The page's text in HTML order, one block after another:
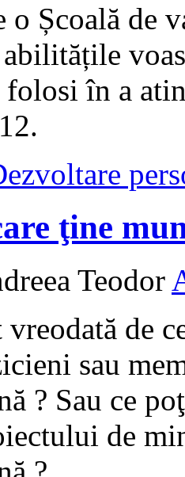
o Școală de
în a
ţine
Teodor
de
sau
? Sau ce
de